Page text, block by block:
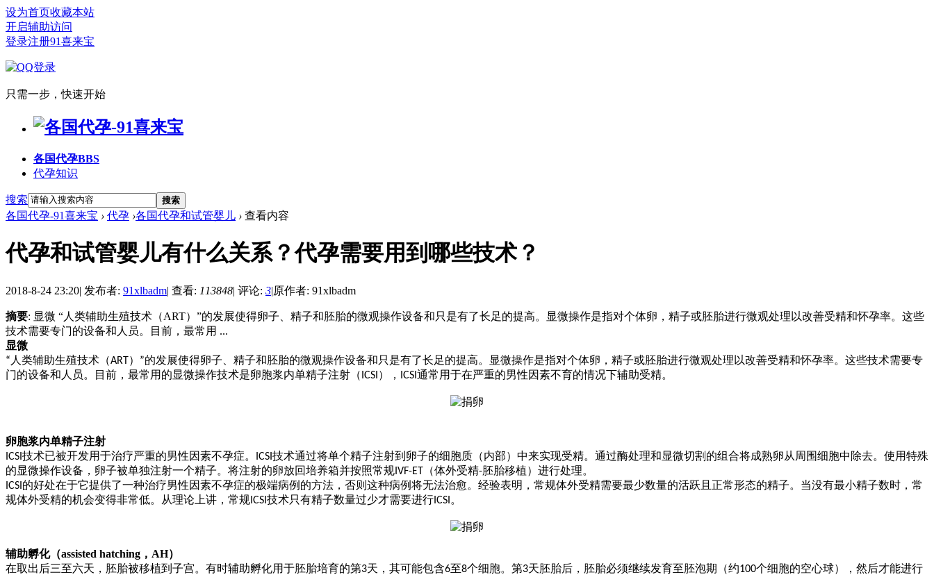
设为首页收藏本站
开启辅助访问
登录注册91喜来宝
只需一步，快速开始
各国代孕BBS
代孕知识
搜索 搜索
各国代孕-91喜来宝 › 代孕 ›各国代孕和试管婴儿 › 查看内容
代孕和试管婴儿有什么关系？代孕需要用到哪些技术？
2018-8-24 23:20| 发布者: 91xlbadm| 查看: 113848| 评论: 3|原作者: 91xlbadm
摘要: 显微 “人类辅助生殖技术（ART）”的发展使得卵子、精子和胚胎的微观操作设备和只是有了长足的提高。显微操作是指对个体卵，精子或胚胎进行微观处理以改善受精和怀孕率。这些
技术需要专门的设备和人员。目前，最常用 ...
显微
“ 人类辅助生殖技术（ART）”的发展使得卵子、精子和胚胎的微观操作设备和只是有了长足的提高。
显微操作是指对个体卵，精子或胚胎进行微观处理以改善受精和怀孕率。这些技术需要专
门的设备和人员。目前，最常用的显微操作技术是卵胞浆内单精子注射（ ICSI），ICSI通常 用于在严重的男性因素不育的情况下辅助受精。
卵胞浆内单精子注射
ICSI技术已被开发用于治疗严重的男性因素不孕症。ICSI技术通过将单个精子注射到卵子的细胞质（内部）中来实现受精。通过酶处理和显微切割的组合将成熟卵从周围细胞中除去。使用特殊
的显微操作设备， 卵子被单独注射一个精子。将注射的卵放回培养箱并按照常规 IVF-ET （体外受精-胚胎移植 ） 进行处理。
ICSI的好处在于它提供了一种治疗男性因素不孕症的极端病例的方法，否则这种病例将无法治愈。经验表明， 常规体外受精需要最少数量的活跃且 正常形态的精子。当没有最小精子数时， 常
规体外受精的机会变得非常低。从理论上讲， 常规 ICSI技术只有精子数量过少才需要进行 ICSI 。
辅助孵化（assisted hatching，AH）
在取出后三至六天，胚胎被移植到子宫。有时辅助孵化用于胚胎培育的第3天，其可能包含6至8个细胞。第3天胚胎后，胚胎必须继续发育至胚泡期（约100个细胞的空心球），然后才能进行